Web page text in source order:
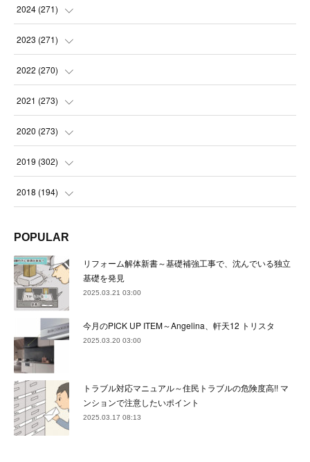
(14
(21
(21
2024 (271)
(21
(22
(23
(22
(24)
22)
(22)
(22)
(25
2023 (271)
(22
(23
(23
(21
(23 )
(24
(21
(24)
(21
( 23)
2022 (270)
(23
(23
(22
(23
(22 )
(23
(23
(22)
(24
( 21)
(20)
2021 (273)
(24
(23
(22
(23)
(23
(22)
(23
( 24)
(21)
2020 (273)
(24
(22
(22)
(24
(24)
(23
( 21)
(22)
2019 (302)
(23
(22)
(21)
(27)
(22
33)
(28)
2018 (194)
(17)
(32)
(36)
(30
34)
(8 )
POPULAR
リフォーム解体新書～基礎補強工事で、沈んでいる独立
基礎を発見
2025.03.21 03:00
今月のPICK UP ITEM～Angelina、軒天12 トリスタ
2025.03.20 03:00
トラブル対応マニュアル～住民トラブルの危険度高!! マ
ンションで注意したいポイント
2025.03.17 08:13